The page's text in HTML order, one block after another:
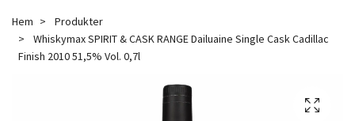
Hem
Produkter
Whiskymax SPIRIT & CASK RANGE Dailuaine Single Cask Cadillac
Finish 2010 51,5% Vol. 0,7l